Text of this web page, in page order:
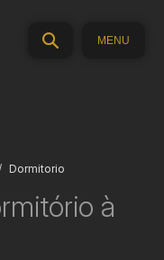
MENU
Dormitorio
à